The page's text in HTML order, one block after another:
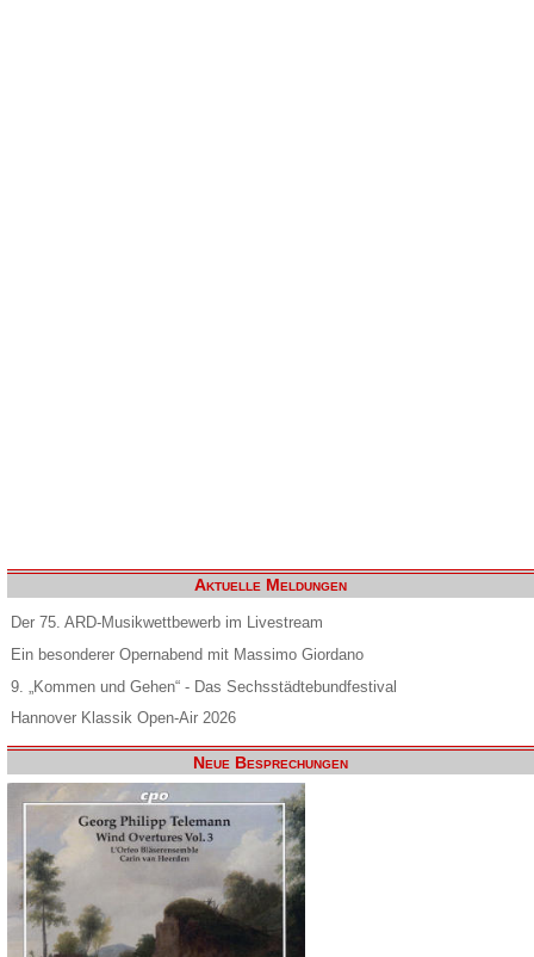
Aktuelle Meldungen
Der 75. ARD-Musikwettbewerb im Livestream
Ein besonderer Opernabend mit Massimo Giordano
9. „Kommen und Gehen“ - Das Sechsstädtebundfestival
Hannover Klassik Open-Air 2026
Neue Besprechungen